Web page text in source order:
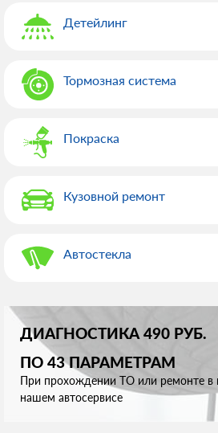
Детейлинг
Тормозная система
Покраска
Кузовной ремонт
Автостекла
ДИАГНОСТИКА 490 РУБ.
ПО 43 ПАРАМЕТРАМ
При прохождении ТО или ремонте в
нашем автосервисе